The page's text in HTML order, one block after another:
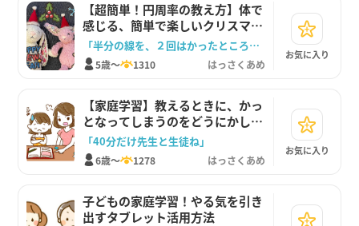
【超簡単！円周率の教え方】体で
感じる、簡単で楽しいクリスマス
の飾り
「半分の線を、２回はかったところでしるしをつけるよ」
5歳～ 1310 はっさくあめ
お気に入り
【家庭学習】教えるときに、かっ
となってしまうのをどうにかした
い！
「40分だけ先生と生徒ね」
6歳～ 1278 はっさくあめ
お気に入り
子どもの家庭学習！やる気を引き
出すタブレット活用方法